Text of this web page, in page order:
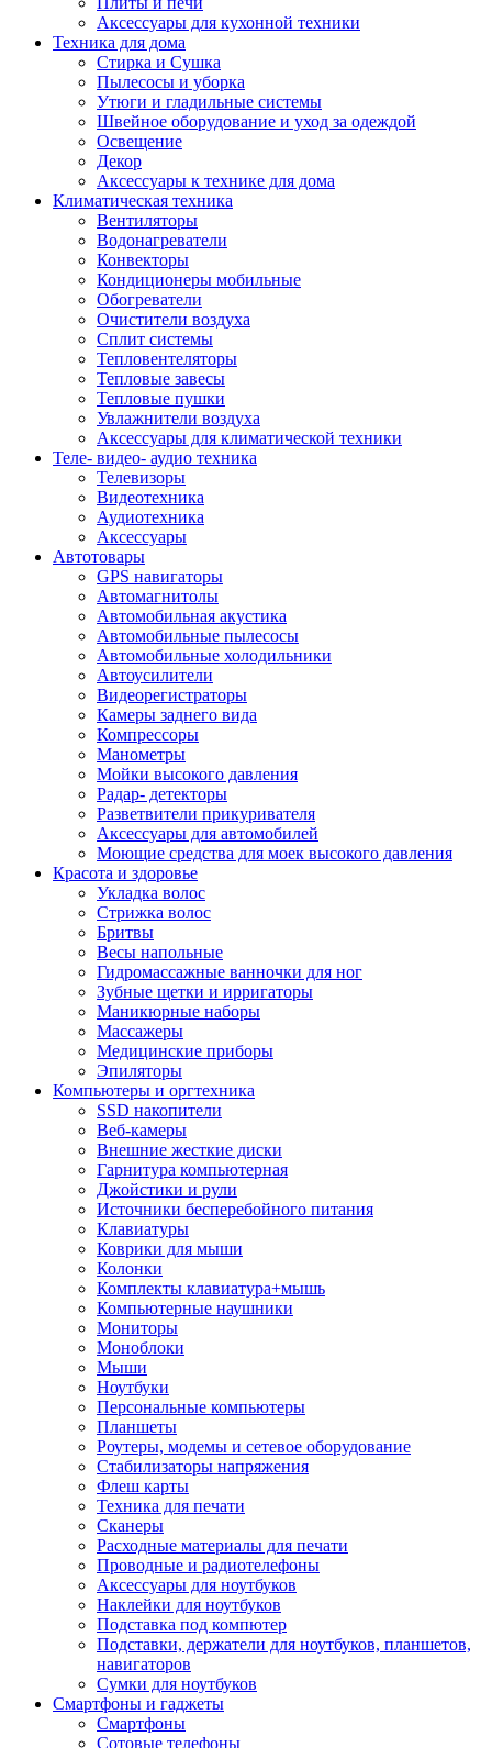
Аксессуары для кухонной техники
Техника для дома
Стирка и Сушка
Пылесосы и уборка
Утюги и гладильные системы
Швейное оборудование и уход за одеждой
Освещение
Декор
Аксессуары к технике для дома
Климатическая техника
Вентиляторы
Водонагреватели
Конвекторы
Кондиционеры мобильные
Обогреватели
Очистители воздуха
Сплит системы
Тепловентеляторы
Тепловые завесы
Тепловые пушки
Увлажнители воздуха
Аксессуары для климатической техники
Теле- видео- аудио техника
Телевизоры
Видеотехника
Аудиотехника
Аксессуары
Автотовары
GPS навигаторы
Автомагнитолы
Автомобильная акустика
Автомобильные пылесосы
Автомобильные холодильники
Автоусилители
Видеорегистраторы
Камеры заднего вида
Компрессоры
Манометры
Мойки высокого давления
Радар- детекторы
Разветвители прикуривателя
Аксессуары для автомобилей
Моющие средства для моек высокого давления
Красота и здоровье
Укладка волос
Стрижка волос
Бритвы
Весы напольные
Гидромассажные ванночки для ног
Зубные щетки и ирригаторы
Маникюрные наборы
Массажеры
Медицинские приборы
Эпиляторы
Компьютеры и оргтехника
SSD накопители
Веб-камеры
Внешние жесткие диски
Гарнитура компьютерная
Джойстики и рули
Источники бесперебойного питания
Клавиатуры
Коврики для мыши
Колонки
Комплекты клавиатура+мышь
Компьютерные наушники
Мониторы
Моноблоки
Мыши
Ноутбуки
Персональные компьютеры
Планшеты
Роутеры, модемы и сетевое оборудование
Стабилизаторы напряжения
Флеш карты
Техника для печати
Сканеры
Расходные материалы для печати
Проводные и радиотелефоны
Аксессуары для ноутбуков
Наклейки для ноутбуков
Подставка под компютер
Подставки, держатели для ноутбуков, планшетов,
навигаторов
Сумки для ноутбуков
Смартфоны и гаджеты
Смартфоны
Сотовые телефоны